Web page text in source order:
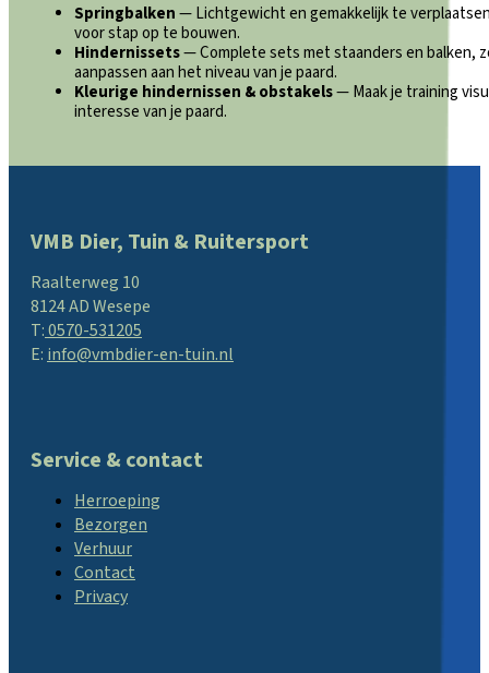
Springbalken— Lichtgewicht en gemakkelijk te
voor stap op te bouwen.
Hindernissets— Complete sets met staanders en balken,
aanpassen aan het niveau van je paard.
Kleurige hindernissen & obstakels— Maak je training
interesse van je paard.
VMB Dier, Tuin & Ruitersport
Raalterweg 10
8124 AD Wesepe
T:0570-531205
E: info@vmbdier-en-tuin.nl
Service & contact
Herroeping
Bezorgen
Verhuur
Contact
Privacy